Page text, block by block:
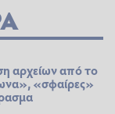
αρχείων από το
«σφαίρες»